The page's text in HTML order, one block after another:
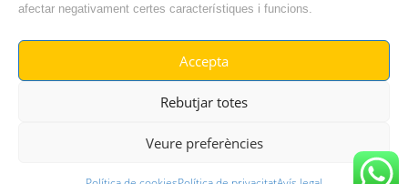
afectar negativament certes característiques i funcions.
Accepta
Rebutjar totes
Veure preferències
NOTÍCIA SEGÜENT
© RADIO VILAFANT 2024
| AVÍS LEGAL | POLÍTICA DE PRIVACITAT